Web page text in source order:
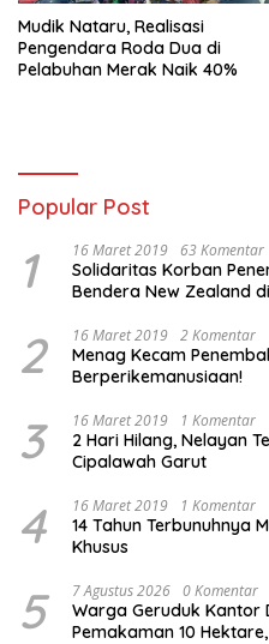
Mudik Nataru, Realisasi
Pengendara Roda Dua di
Pelabuhan Merak Naik 40%
Popular Post
1 16 Maret 2019 63 Komentar
Solidaritas Korban
Bendera New Zealand
2 16 Maret 2019 2 Komentar
Menag Kecam
Berperikemanusiaan!
3 16 Maret 2019 1 Komentar
2 Hari Hilang, Nelayan
Cipalawah Garut
4 16 Maret 2019 1 Komentar
14 Tahun Terbunuhnya
Khusus
5 7 Agustus 2026 0 Komentar
Warga Geruduk Kantor
Pemakaman 10